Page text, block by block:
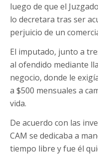
luego de que el
lo decretara tras ser
perjuicio de un
El imputado, junto a
al ofendido mediante
negocio, donde le
a $500 mensuales a
vida.
De acuerdo con las
CAM se dedicaba a
tiempo libre y fue él